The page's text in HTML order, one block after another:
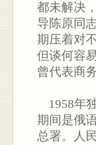
都未解决
导陈原同
期压着对
但谈何容
曾代表商
1958年
期间是俄
总署。人